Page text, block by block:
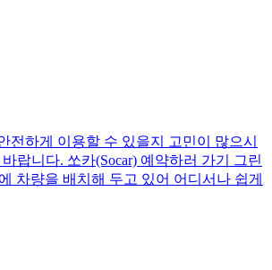
하게 이용할 수 있을지 고민이 많으시
랍니다. 쏘카(Socar) 예약하러 가기 그린
차량을 배치해 두고 있어 어디서나 쉽게